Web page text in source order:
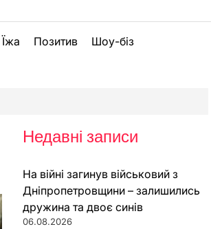
Їжа Позитив Шоу-біз
Недавні записи
На війні загинув військовий з
Дніпропетровщини – залишились
дружина та двоє синів
06.08.2026